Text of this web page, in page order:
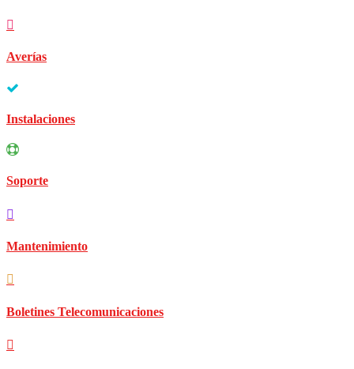
Averías
Instalaciones
Soporte
Mantenimiento
Boletines Telecomunicaciones